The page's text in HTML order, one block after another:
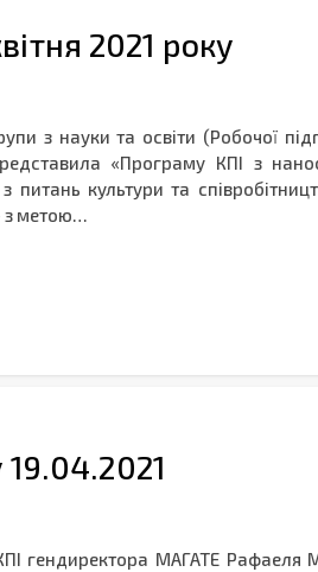
2021 року
з науки та освіти (Робочої
«Програму КПІ з
питань культури та
з метою…
19.04.2021
гендиректора МАГАТЕ Рафаеля